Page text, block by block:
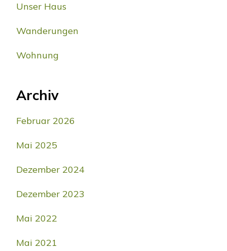
Unser Haus
Wanderungen
Wohnung
Archiv
Februar 2026
Mai 2025
Dezember 2024
Dezember 2023
Mai 2022
Mai 2021